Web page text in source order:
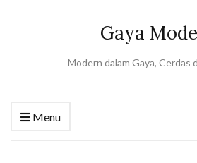
Gaya
Modern dalam Gaya, Cerdas
Menu